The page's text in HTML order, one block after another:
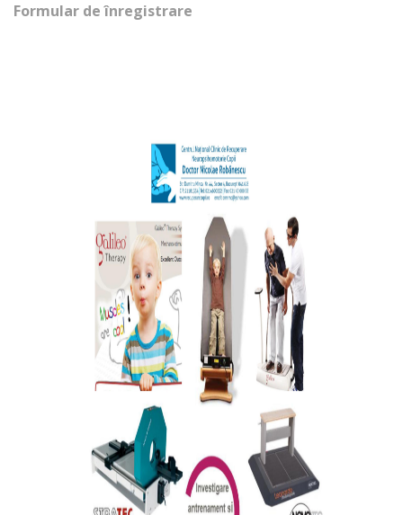
Formular de înregistrare